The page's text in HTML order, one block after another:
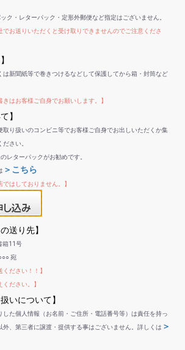
ク・レターパック・定形外郵便など指定はございません。
でお送りいただくと受け取りできませんのでご注意くださ
は新聞紙等で巻きつけるなどして保護してから箱・封筒など
きはお客様ご自身でお願いします。】
】
取り扱いのコンビニ等でお客様ご自身でお出しいただくか集
さい。
レターパックがお勧めです。
＞こちら
ではしておりません。】
送り先】
箱11号
宛
ください！！】
ください。】
いについて】
した個人情報（お名前・ご住所・電話番号等）は責任を持っ
外、第三者に譲渡・提供する事はございません。詳しくは ＞